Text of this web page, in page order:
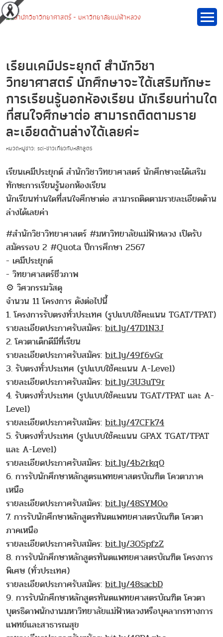
เรียนเคมีประยุกต์ สำนักวิชา
วิทยาศาสตร์ นักศึกษาจะได้เสริมทักษะ
การเรียนรู้นอกห้องเรียน นักเรียนท่านใด
ที่สนใจศึกษาต่อ สามารถติดตามราย
ละเอียดด้านล่างได้เลยค่ะ
หมวดหมู่ข่าว: sci-ข่าวเกี่ยวกับหลักสูตร
เรียนเคมีประยุกต์ สำนักวิชาวิทยาศาสตร์ นักศึกษาจะได้เสริม
ทักษะการเรียนรู้นอกห้องเรียน
นักเรียนท่านใดที่สนใจศึกษาต่อ สามารถติดตามรายละเอียดด้าน
ล่างได้เลยค่า
#สำนักวิชาวิทยาศาสตร์ #มหาวิทยาลัยแม่ฟ้าหลวง เปิดรับ
สมัครรอบ 2 #Quota ปีการศึกษา 2567
- เคมีประยุกต์
- วิทยาศาสตร์ชีวภาพ
⚙ วิศวกรรมวัสดุ
จำนวน 11 โครงการ ดังต่อไปนี้
1. โครงการรับตรงทั่วประเทศ (รูปแบบใช้คะแนน TGAT/TPAT)
รายละเอียดประกาศรับสมัคร: bit.ly/47D1N3J
2. โควตาเด็กดีมีที่เรียน
รายละเอียดประกาศรับสมัคร: bit.ly/49f6vGr
3. รับตรงทั่วประเทศ (รูปแบบใช้คะแนน A-Level)
รายละเอียดประกาศรับสมัคร: bit.ly/3U3uT9r
4. รับตรงทั่วประเทศ (รูปแบบใช้คะแนน TGAT/TPAT และ A-
Level)
รายละเอียดประกาศรับสมัคร: bit.ly/47CFk74
5. รับตรงทั่วประเทศ (รูปแบบใช้คะแนน GPAX TGAT/TPAT
และ A-Level)
รายละเอียดประกาศรับสมัคร: bit.ly/4b2rkq0
6. การรับนักศึกษาหลักสูตรแพทยศาสตรบัณฑิต โควตาภาค
เหนือ
รายละเอียดประกาศรับสมัคร: bit.ly/48SYM0o
7. การรับนักศึกษาหลักสูตรทันตแพทยศาสตรบัณฑิต โควตา
ภาคเหนือ
รายละเอียดประกาศรับสมัคร: bit.ly/3O5pfzZ
8. การรับนักศึกษาหลักสูตรทันตแพทยศาสตรบัณฑิต โครงการ
พิเศษ (ทั่วประเทศ)
รายละเอียดประกาศรับสมัคร: bit.ly/48sacbD
9. การรับนักศึกษาหลักสูตรทันตแพทยศาสตรบัณฑิต โควตา
บุตรธิดาพนักงานมหาวิทยาลัยแม่ฟ้าหลวงหรือบุคลากรทางการ
แพทย์และสาธารณสุข